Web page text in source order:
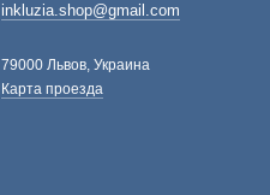
inkluzia.shop@gmail.com
79000 Львов, Украина
Карта проезда